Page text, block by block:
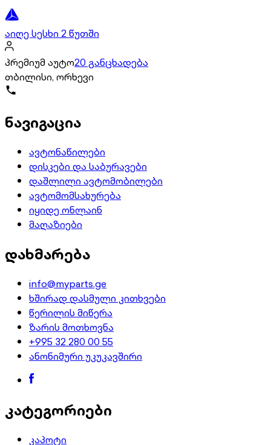
აიღე სესხი 2 წუთში
პრემიუმ აუტო20 განცხადება
თბილისი, ორხევი
ნავიგაცია
ავტონაწილები
დისკები და საბურავები
დაშლილი ავტომობილები
ავტომომსახურება
იყიდე ონლაინ
მაღაზიები
დახმარება
info@myparts.ge
ხშირად დასმული კითხვები
წერილის მიწერა
ზარის მოთხოვნა
+995 32 280 00 55
ანონიმური უკუკავშირი
კატეგორიები
კაპოტი